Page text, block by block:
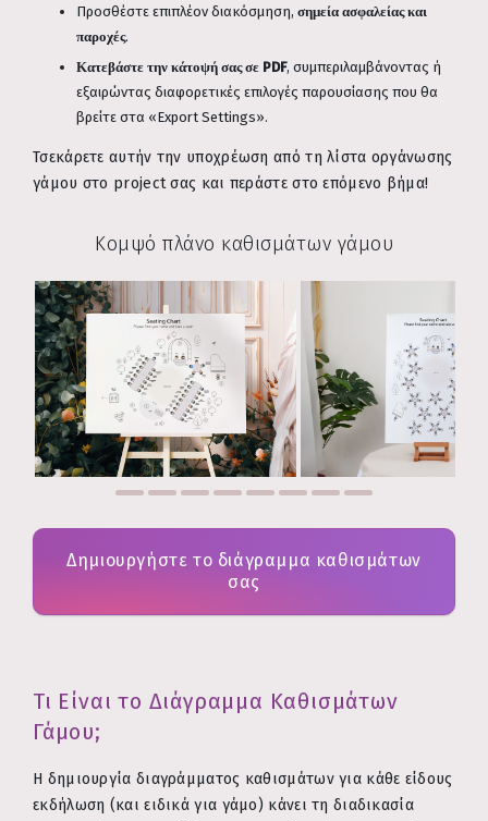
Προσθέστε επιπλέον διακόσμηση, σημεία ασφαλείας και
παροχές.
Κατεβάστε την κάτοψή σας σε PDF, συμπεριλαμβάνοντας ή
εξαιρώντας διαφορετικές επιλογές παρουσίασης που θα
βρείτε στα «Export Settings».
Τσεκάρετε αυτήν την υποχρέωση από τη λίστα οργάνωσης
γάμου στο project σας και περάστε στο επόμενο βήμα!
Κομψό πλάνο καθισμάτων γάμου
Δημιουργήστε το διάγραμμα καθισμάτων
σας
Τι Είναι το Διάγραμμα Καθισμάτων
Γάμου;
Η δημιουργία διαγράμματος καθισμάτων για κάθε είδους
εκδήλωση (και ειδικά για γάμο) κάνει τη διαδικασία